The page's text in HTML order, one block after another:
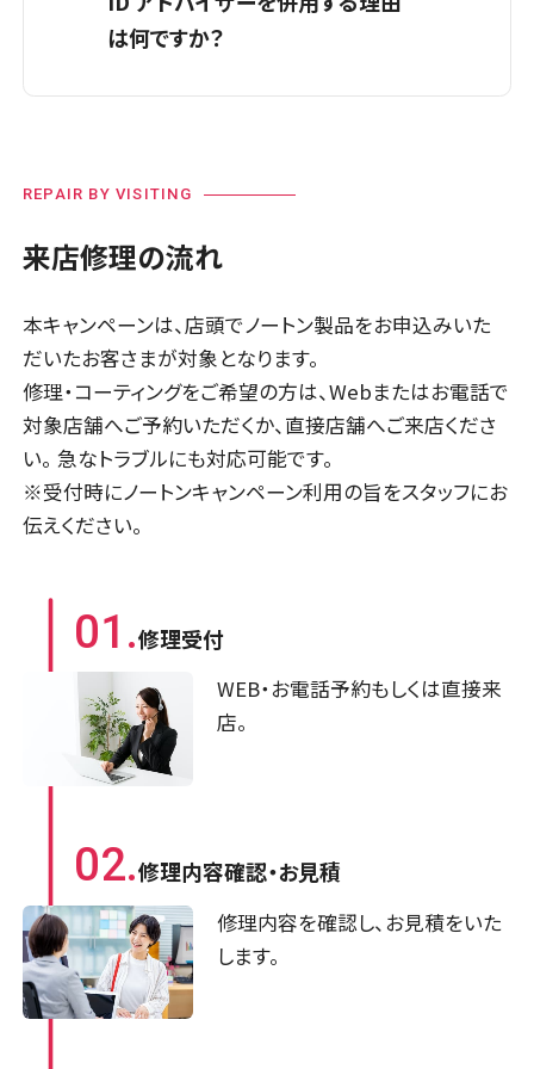
なサイトなどの脅威から侵入前に防ぐ対
は何ですか？
です。
なサイトなどの脅威から侵入前に防ぐ対
は、個人情報の漏えいを監視し、漏えい
後の被害拡大を防ぐ対策です。
それぞれを併用することで、侵入防止と
漏えい検知の両方に対応でき、より安心
してスマートフォンをご利用いただけま
す。
REPAIR BY VISITING
来店修理の流れ
本キャンペーンは、店頭でノートン製品をお申込みいた
だいたお客さまが対象となります。
修理・コーティングをご希望の方は、Webまたはお電話で
対象店舗へご予約いただくか、直接店舗へご来店くださ
い。 急なトラブルにも対応可能です。
※受付時にノートンキャンペーン利用の旨をスタッフにお
伝えください。
01.修理受付
WEB・お電話予約もしくは直接来
店。
02.修理内容確認・お見積
修理内容を確認し、お見積をいた
します。